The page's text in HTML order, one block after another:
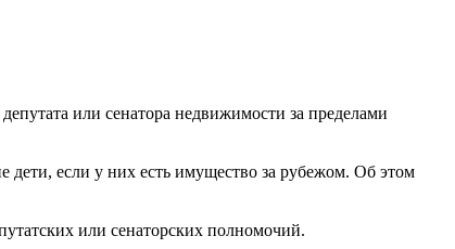
или сенатора недвижимости за пределами
дети, если у них есть имущество за рубежом. Об этом
или сенаторских полномочий.